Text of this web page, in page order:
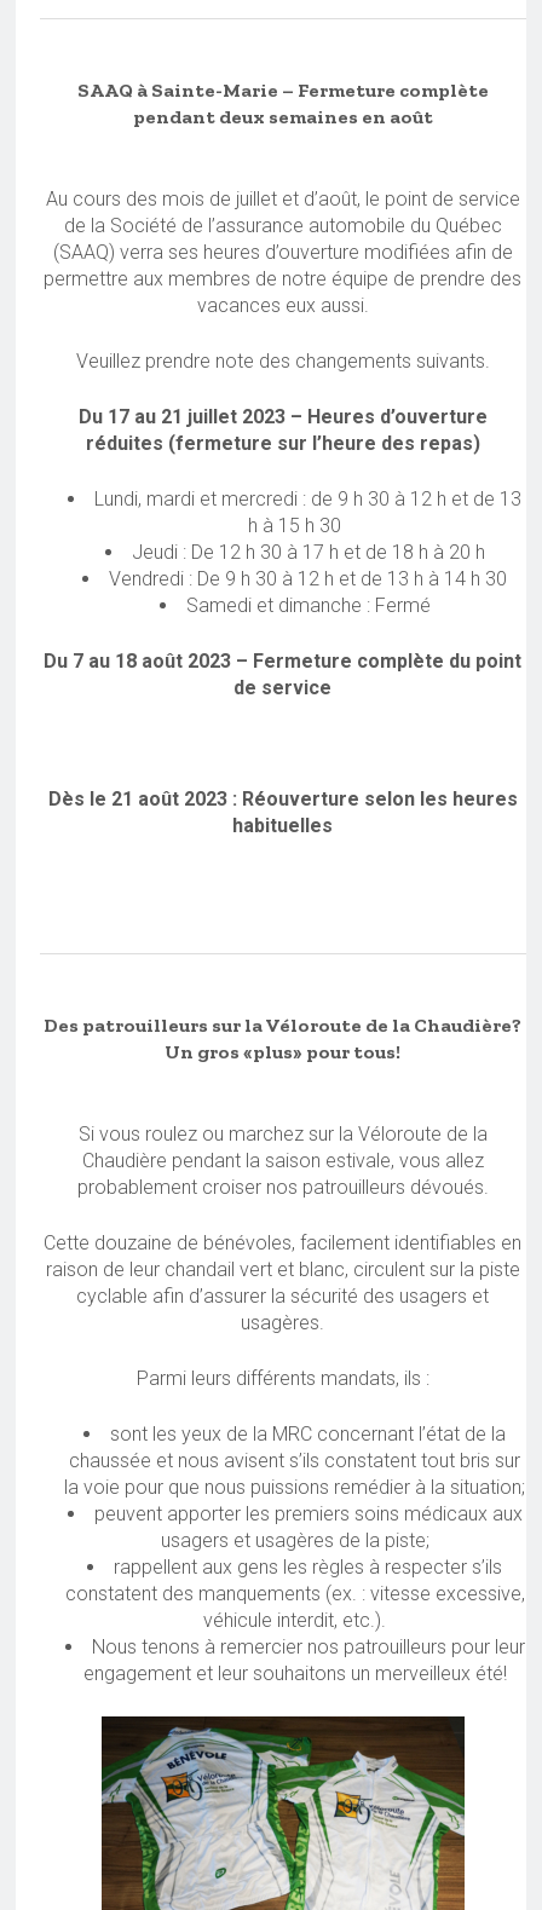
SAAQ à Sainte-Marie – Fermeture complète
pendant deux semaines en août
Au cours des mois de juillet et d’août, le point de service
de la Société de l’assurance automobile du Québec
(SAAQ) verra ses heures d’ouverture modifiées afin de
permettre aux membres de notre équipe de prendre des
vacances eux aussi.
Veuillez prendre note des changements suivants.
Du 17 au 21 juillet 2023 – Heures d’ouverture
réduites (fermeture sur l’heure des repas)
Lundi, mardi et mercredi : de 9 h 30 à 12 h et de 13
h à 15 h 30
Jeudi : De 12 h 30 à 17 h et de 18 h à 20 h
Vendredi : De 9 h 30 à 12 h et de 13 h à 14 h 30
Samedi et dimanche : Fermé
Du 7 au 18 août 2023 – Fermeture complète du point
de service
Dès le 21 août 2023 : Réouverture selon les heures
habituelles
Des patrouilleurs sur la Véloroute de la Chaudière?
Un gros «plus» pour tous!
Si vous roulez ou marchez sur la Véloroute de la
Chaudière pendant la saison estivale, vous allez
probablement croiser nos patrouilleurs dévoués.
Cette douzaine de bénévoles, facilement identifiables en
raison de leur chandail vert et blanc, circulent sur la piste
cyclable afin d’assurer la sécurité des usagers et
usagères.
Parmi leurs différents mandats, ils :
sont les yeux de la MRC concernant l’état de la
chaussée et nous avisent s’ils constatent tout bris sur
la voie pour que nous puissions remédier à la situation;
peuvent apporter les premiers soins médicaux aux
usagers et usagères de la piste;
rappellent aux gens les règles à respecter s’ils
constatent des manquements (ex. : vitesse excessive,
véhicule interdit, etc.).
Nous tenons à remercier nos patrouilleurs pour leur
engagement et leur souhaitons un merveilleux été!